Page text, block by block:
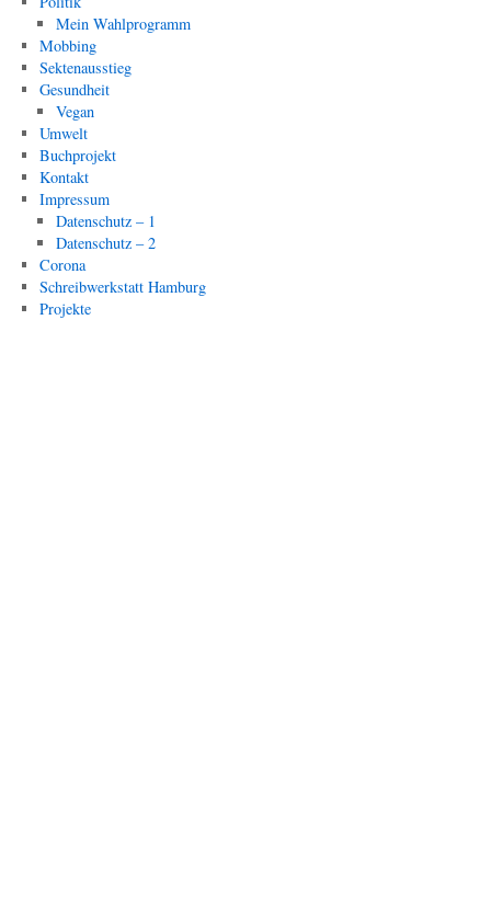
Mein Wahlprogramm
Mobbing
Sektenausstieg
Gesundheit
Vegan
Umwelt
Buchprojekt
Kontakt
Impressum
Datenschutz – 1
Datenschutz – 2
Corona
Schreibwerkstatt Hamburg
Projekte